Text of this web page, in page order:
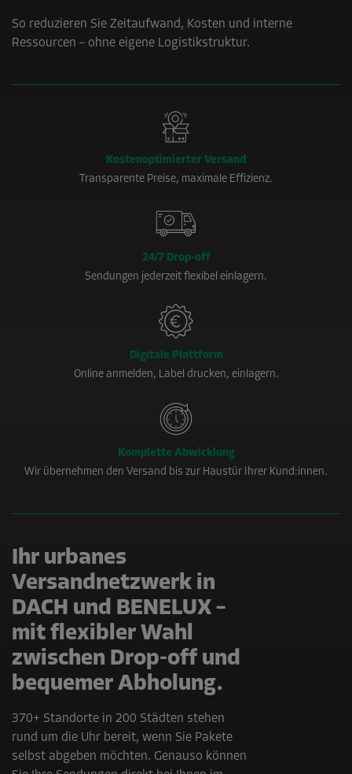
So reduzieren Sie Zeitaufwand, Kosten und interne
Ressourcen – ohne eigene Logistikstruktur.
Kostenoptimierter Versand
Transparente Preise, maximale Effizienz.
24/7 Drop-off
Sendungen jederzeit flexibel einlagern.
Digitale Plattform
Online anmelden, Label drucken, einlagern.
Komplette Abwicklung
Wir übernehmen den Versand bis zur Haustür Ihrer Kund:innen.
Ihr urbanes
Versandnetzwerk in
DACH und BENELUX –
mit flexibler Wahl
zwischen Drop-off und
bequemer Abholung.
370+ Standorte in 200 Städten stehen
rund um die Uhr bereit, wenn Sie Pakete
selbst abgeben möchten. Genauso können